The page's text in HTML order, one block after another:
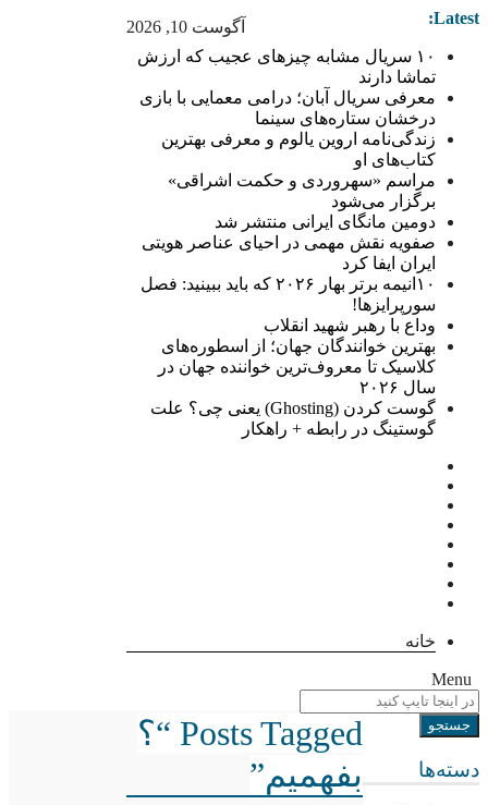
آگوست 10, 2026 Latest:
۱۰ سریال مشابه چیزهای عجیب که ارزش
تماشا دارند
معرفی سریال آبان؛ درامی معمایی با بازی
درخشان ستاره‌های سینما
زندگی‌نامه اروین یالوم و معرفی بهترین
کتاب‌های او
مراسم «سهروردی و حکمت اشراقی»
برگزار می‌شود
دومین مانگای ایرانی منتشر شد
صفویه نقش مهمی در احیای عناصر هویتی
ایران ایفا کرد
۱۰انیمه برتر بهار ۲۰۲۶ که باید ببینید: فصل
سورپرایزها!
وداع با رهبر شهید انقلاب
بهترین خوانندگان جهان؛ از اسطوره‌های
کلاسیک تا معروف‌ترین خواننده جهان در
سال ۲۰۲۶
گوست کردن (Ghosting) یعنی چی؟ علت
گوستینگ در رابطه + راهکار
خانه
Menu
دسته‌ها
Posts Tagged “؟
بفهمیم”